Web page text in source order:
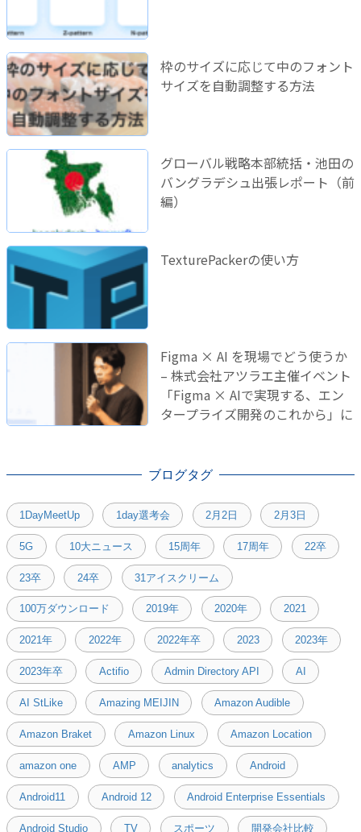
枠のサイズに応じて中のフォント
サイズを自動調整する方法
グローバル戦略本部統括・池田の
バングラデシュ出張レポート（前
編）
TexturePackerの使い方
Figma × AI を現場でどう使うか
– 株式会社アツラエ主催イベント
「Figma × AIで実現する、エン
タープライズ開発のこれから」に
ブログタグ
1DayMeetUp 1day選考会 2月2日 2月3日
5G 10大ニュース 15周年 17周年 22卒
23卒 24卒 31アイスクリーム
100万ダウンロード 2019年 2020年 2021
2021年 2022年 2022年卒 2023 2023年
2023年卒 Actifio Admin Directory API AI
AI StLike Amazing MEIJIN Amazon Audible
Amazon Braket Amazon Linux Amazon Location
amazon one AMP analytics Android
Android11 Android 12 Android Enterprise Essentials
Android Studio TV スポーツ 開発会社比較